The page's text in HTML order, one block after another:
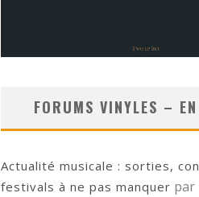
FORUMS VINYLES –
Actualité musicale : sorties,
festivals à ne pas manquer par